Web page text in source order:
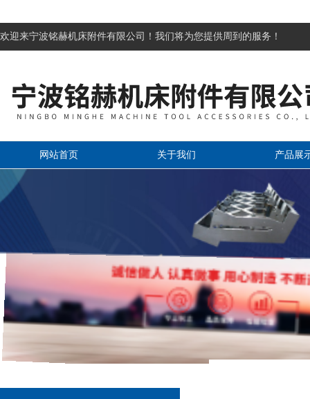
欢迎来宁波铭赫机床附件有限公司！我们将为您提供周到的服务！
网站首页 关于我们 产品展